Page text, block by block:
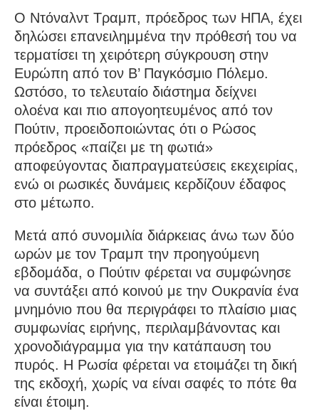
Ο Ντόναλντ Τραμπ, πρόεδρος των ΗΠΑ, έχει
δηλώσει επανειλημμένα την πρόθεσή του να
τερματίσει τη χειρότερη σύγκρουση στην
Ευρώπη από τον Β’ Παγκόσμιο Πόλεμο.
Ωστόσο, το τελευταίο διάστημα δείχνει
ολοένα και πιο απογοητευμένος από τον
Πούτιν, προειδοποιώντας ότι ο Ρώσος
πρόεδρος «παίζει με τη φωτιά»
αποφεύγοντας διαπραγματεύσεις εκεχειρίας,
ενώ οι ρωσικές δυνάμεις κερδίζουν έδαφος
στο μέτωπο.
Μετά από συνομιλία διάρκειας άνω των δύο
ωρών με τον Τραμπ την προηγούμενη
εβδομάδα, ο Πούτιν φέρεται να συμφώνησε
να συντάξει από κοινού με την Ουκρανία ένα
μνημόνιο που θα περιγράφει το πλαίσιο μιας
συμφωνίας ειρήνης, περιλαμβάνοντας και
χρονοδιάγραμμα για την κατάπαυση του
πυρός. Η Ρωσία φέρεται να ετοιμάζει τη δική
της εκδοχή, χωρίς να είναι σαφές το πότε θα
είναι έτοιμη.